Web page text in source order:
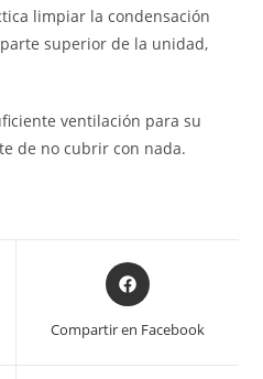
limpiar la condensación
superior de la unidad,
ventilación para su
de no cubrir con nada.
Opens
in
new
Compartir en Facebook